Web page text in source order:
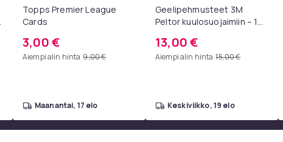
Topps Premier League
Cards
3,00 €
Aiempi alin hinta 9,00 €
maanantai, 17 elo
Geelipehmusteet 3M
Peltor kuulosuojaimiin – 1
13,00 €
Aiempi alin hinta 15,00 €
keskiviikko, 19 elo